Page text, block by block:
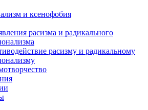
и ксенофобия
расизма и радикального
расизму и радикальному